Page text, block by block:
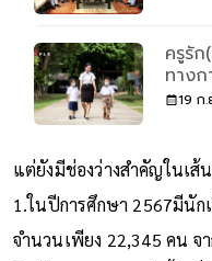
ครูรั
ทางก
19 ก
แต่ยังมีช่องว่างสำคัญในเส้
1.ในปีการศึกษา 2567มีนั
จำนวนเพียง 22,345 คน จ